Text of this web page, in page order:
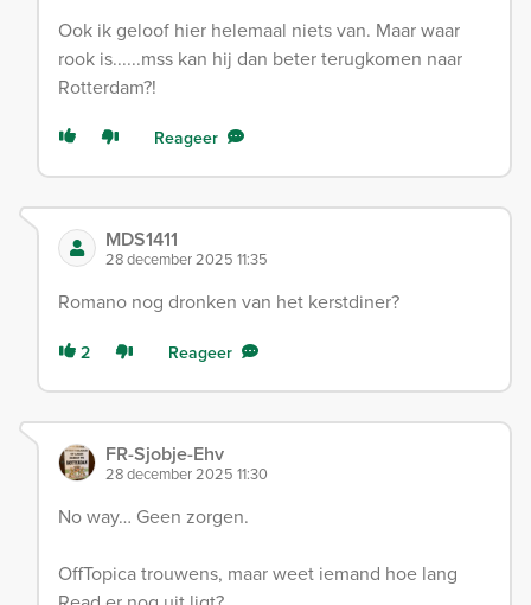
Ook ik geloof hier helemaal niets van. Maar waar
rook is......mss kan hij dan beter terugkomen naar
Rotterdam?!
Reageer
MDS1411
28 december 2025 11:35
Romano nog dronken van het kerstdiner?
2 Reageer
FR-Sjobje-Ehv
28 december 2025 11:30
No way… Geen zorgen.
OffTopica trouwens, maar weet iemand hoe lang